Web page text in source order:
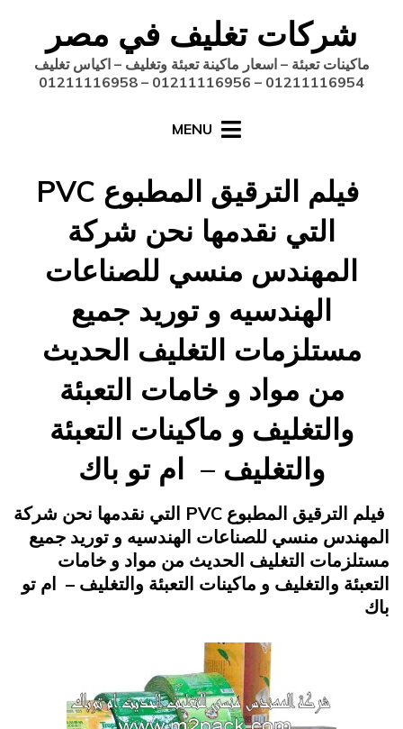
content
شركات تغليف في مصر
ماكينات تعبئة – اسعار ماكينة تعبئة وتغليف – اكياس تغليف
01211116954 – 01211116956 – 01211116958
MENU
فيلم الترقيق المطبوع PVC
التي نقدمها نحن شركة
المهندس منسي للصناعات
الهندسيه و توريد جميع
مستلزمات التغليف الحديث
من مواد و خامات التعبئة
والتغليف و ماكينات التعبئة
والتغليف – ام تو باك
on فيلم الترقيق المطبوع PVC التي نقدمها نحن شركة
المهندس منسي للصناعات الهندسيه و توريد جميع
مستلزمات التغليف الحديث من مواد و خامات
التعبئة والتغليف و ماكينات التعبئة والتغليف – ام تو
باك